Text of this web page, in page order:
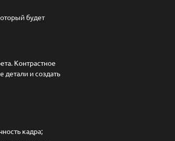
будет
Контрастное
и создать
кадра;